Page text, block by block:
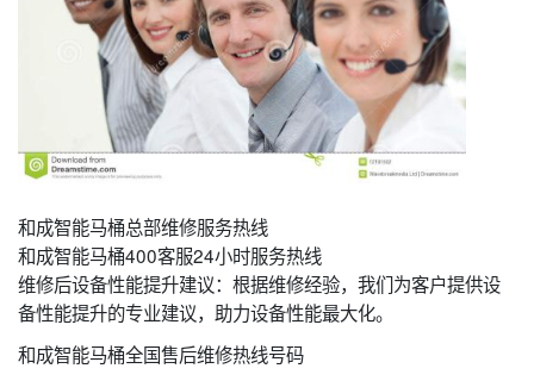
和成智能马桶总部维修服务热线
和成智能马桶400客服24小时服务热线
维修后设备性能提升建议：根据维修经验，我们为客户提供设
备性能提升的专业建议，助力设备性能最大化。
和成智能马桶全国售后维修热线号码